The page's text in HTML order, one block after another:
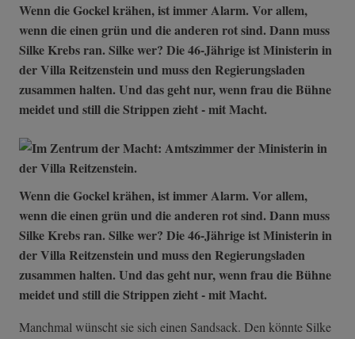
Wenn die Gockel krähen, ist immer Alarm. Vor allem,
wenn die einen grün und die anderen rot sind. Dann muss
Silke Krebs ran. Silke wer? Die 46-Jährige ist Ministerin in
der Villa Reitzenstein und muss den Regierungsladen
zusammen halten. Und das geht nur, wenn frau die Bühne
meidet und still die Strippen zieht - mit Macht.
Wenn die Gockel krähen, ist immer Alarm. Vor allem,
wenn die einen grün und die anderen rot sind. Dann muss
Silke Krebs ran. Silke wer? Die 46-Jährige ist Ministerin in
der Villa Reitzenstein und muss den Regierungsladen
zusammen halten. Und das geht nur, wenn frau die Bühne
meidet und still die Strippen zieht - mit Macht.
Manchmal wünscht sie sich einen Sandsack. Den könnte Silke